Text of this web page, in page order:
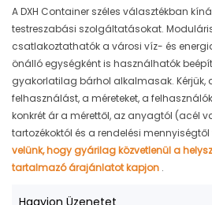
A DXH Container széles választékban
testreszabási szolgáltatásokat.
csatlakoztathatók a városi víz- és
önálló egységként is használhatók
gyakorlatilag bárhol alkalmasak. Kérjük,
felhasználást, a méreteket, a
konkrét ár a mérettől, az anyagtól (acél
tartozékoktól és a rendelési
velünk, hogy gyárilag közvetlenül a
tartalmazó árajánlatot kapjon .
Hagyjon Üzenetet